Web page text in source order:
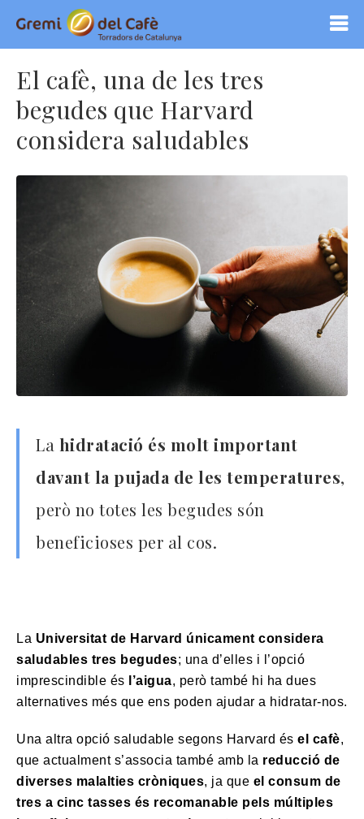
El cafè, una de les tres
begudes que Harvard
considera saludables
La hidratació és molt important
davant la pujada de les temperatures,
però no totes les begudes són
beneficioses per al cos.
La Universitat de Harvard únicament considera
saludables tres begudes; una d’elles i l’opció
imprescindible és
l’aigua, però també hi ha dues
alternatives més que ens poden ajudar a hidratar-nos.
Una altra opció saludable segons Harvard és el cafè,
que actualment s’associa també amb la reducció de
diverses malalties cròniques, ja que el consum de
tres a cinc tasses és recomanable pels múltiples